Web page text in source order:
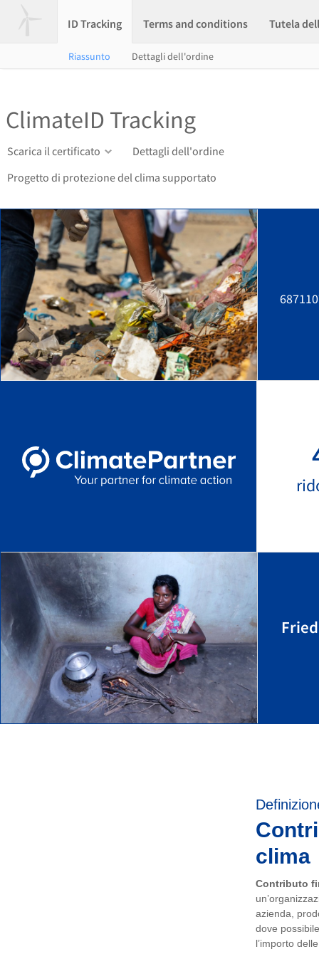
ID Tracking Terms and conditions Tutela
Riassunto Dettagli dell'ordine
ClimateID Tracking
Scarica il certificato
Dettagli dell'ordine
Progetto di protezione del clima supportato
clima
Contributo
azienda,
dove
l’importo